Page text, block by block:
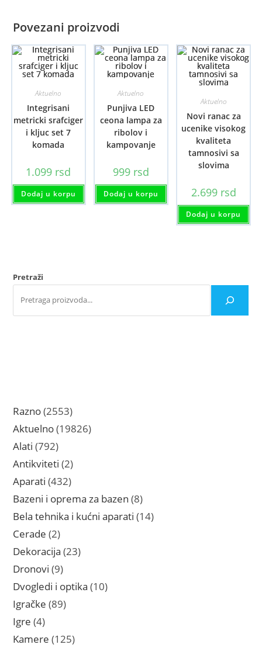
Povezani proizvodi
Aktuelno
Integrisani
metricki srafciger
i kljuc set 7
komada
1.099 rsd
Dodaj u korpu
Aktuelno
Punjiva LED
ceona lampa za
ribolov i
kampovanje
999 rsd
Dodaj u korpu
Aktuelno
Novi ranac za
ucenike visokog
kvaliteta
tamnosivi sa
slovima
2.699 rsd
Dodaj u korpu
Pretraži
Razno 25532553
proizvoda
Aktuelno 1982619826
Alati 792792
proizvoda
Antikviteti 22
proizvoda
Aparati 432432
proizvoda
Bazeni i oprema za bazen 88
proizvoda
Bela tehnika i kućni aparati 1414
Cerade 22
proizvoda
Dekoracija 2323
Dronovi 99
proizvoda
Dvogledi i optika 1010
Igračke 8989
Igre 44
proizvoda
Kamere 125125